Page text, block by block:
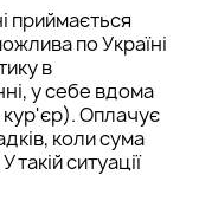
приймається
по Україні
в
у себе вдома
кур'єр). Оплачує
коли сума
ситуації